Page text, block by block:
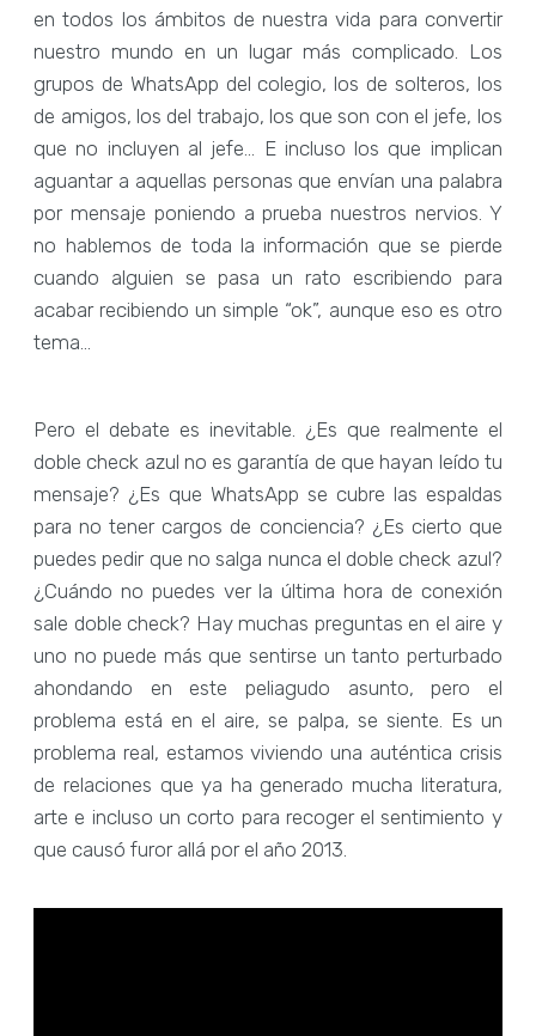
en todos los ámbitos de nuestra vida para convertir
nuestro mundo en un lugar más complicado. Los
grupos de WhatsApp del colegio, los de solteros, los
de amigos, los del trabajo, los que son con el jefe, los
que no incluyen al jefe... E incluso los que implican
aguantar a aquellas personas que envían una palabra
por mensaje poniendo a prueba nuestros nervios. Y
no hablemos de toda la información que se pierde
cuando alguien se pasa un rato escribiendo para
acabar recibiendo un simple “ok”, aunque eso es otro
tema…
Pero el debate es inevitable. ¿Es que realmente el
doble check azul no es garantía de que hayan leído tu
mensaje? ¿Es que WhatsApp se cubre las espaldas
para no tener cargos de conciencia? ¿Es cierto que
puedes pedir que no salga nunca el doble check azul?
¿Cuándo no puedes ver la última hora de conexión
sale doble check? Hay muchas preguntas en el aire y
uno no puede más que sentirse un tanto perturbado
ahondando en este peliagudo asunto, pero el
problema está en el aire, se palpa, se siente. Es un
problema real, estamos viviendo una auténtica crisis
de relaciones que ya ha generado mucha literatura,
arte e incluso un corto para recoger el sentimiento y
que causó furor allá por el año 2013.